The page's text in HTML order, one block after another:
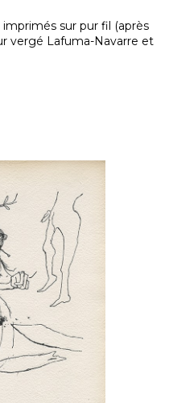
sur pur fil (après
vergé Lafuma-Navarre et